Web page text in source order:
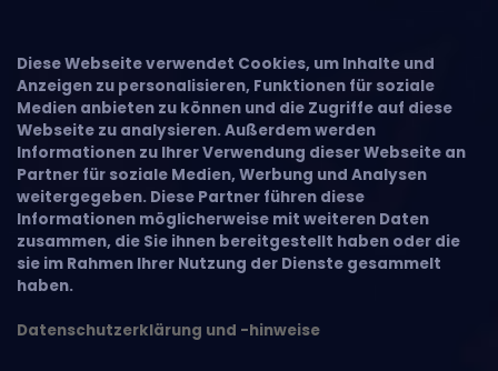
Diese Webseite verwendet Cookies, um Inhalte und
Anzeigen zu personalisieren, Funktionen für soziale
Medien anbieten zu können und die Zugriffe auf diese
Webseite zu analysieren. Außerdem werden
Informationen zu Ihrer Verwendung dieser Webseite an
Partner für soziale Medien, Werbung und Analysen
weitergegeben. Diese Partner führen diese
Informationen möglicherweise mit weiteren Daten
zusammen, die Sie ihnen bereitgestellt haben oder die
sie im Rahmen Ihrer Nutzung der Dienste gesammelt
haben.
Datenschutzerklärung und -hinweise